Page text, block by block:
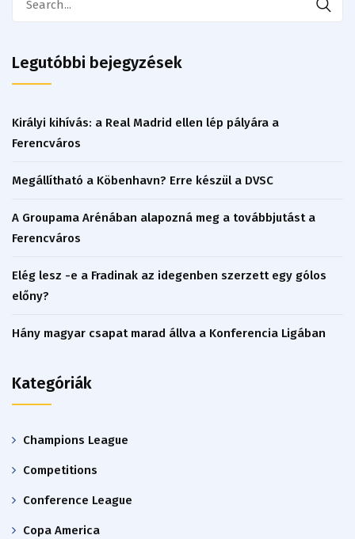
Legutóbbi bejegyzések
Királyi kihívás: a Real Madrid ellen lép pályára a
Ferencváros
Megállítható a Köbenhavn? Erre készül a DVSC
A Groupama Arénában alapozná meg a továbbjutást a
Ferencváros
Elég lesz -e a Fradinak az idegenben szerzett egy gólos
előny?
Hány magyar csapat marad állva a Konferencia Ligában
Kategóriák
Champions League
Competitions
Conference League
Copa America